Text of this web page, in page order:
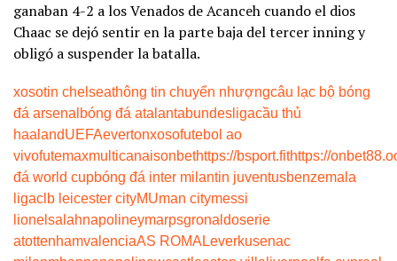
ganaban 4-2 a los Venados de Acanceh cuando el dios
Chaac se dejó sentir en la parte baja del tercer inning y
obligó a suspender la batalla.
xosotin chelseathông tin chuyển nhượngcâu lạc bộ bóng
đá arsenal bóng đá atalantabundesligacầu thủ
haalandUEFAevertonxosofutebol ao
vivofutemaxmulticanaisonbethttps://bsport.fithttps://
đá world cupbóng đá inter milantin juventusbenzema la
ligaclb leicester cityMUman citymessi
lionel salahnapolineymarpsgronaldoserie
atottenhamvalenciaAS ROMA Leverkusenac